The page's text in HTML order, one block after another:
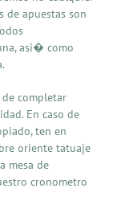
de apuestas son
asi� como
completar
En caso de
ten en
oriente tatuaje
mesa de
cronometro